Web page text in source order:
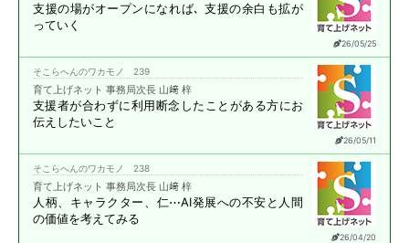
26/05/25
支援の場がオープンになれば､支援の余白も拡が
っていく
26/05/11
そこらへんのワカモノ 239
育て上げネット 事務局次長 山﨑 梓
支援者が合わずに利用断念したことがある方にお
伝えしたいこと
26/04/20
そこらへんのワカモノ 238
育て上げネット 事務局次長 山﨑 梓
人柄、キャラクター、仁⋯AI発展への不安と 人間
の価値を考えてみる